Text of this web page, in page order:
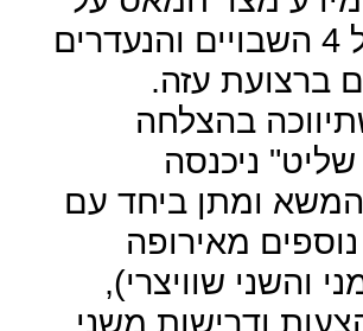
גורלם של 4 השבויים והנעדרים
ברצועת עזה.
בהצלחה
ניכנסה
ומתן ביחד עם
מאירופה
והשני שוויצרי),
ודרישות משני